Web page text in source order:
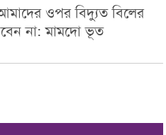
ওপর বিদ্যুত বিলের
না: মামদো ভূত